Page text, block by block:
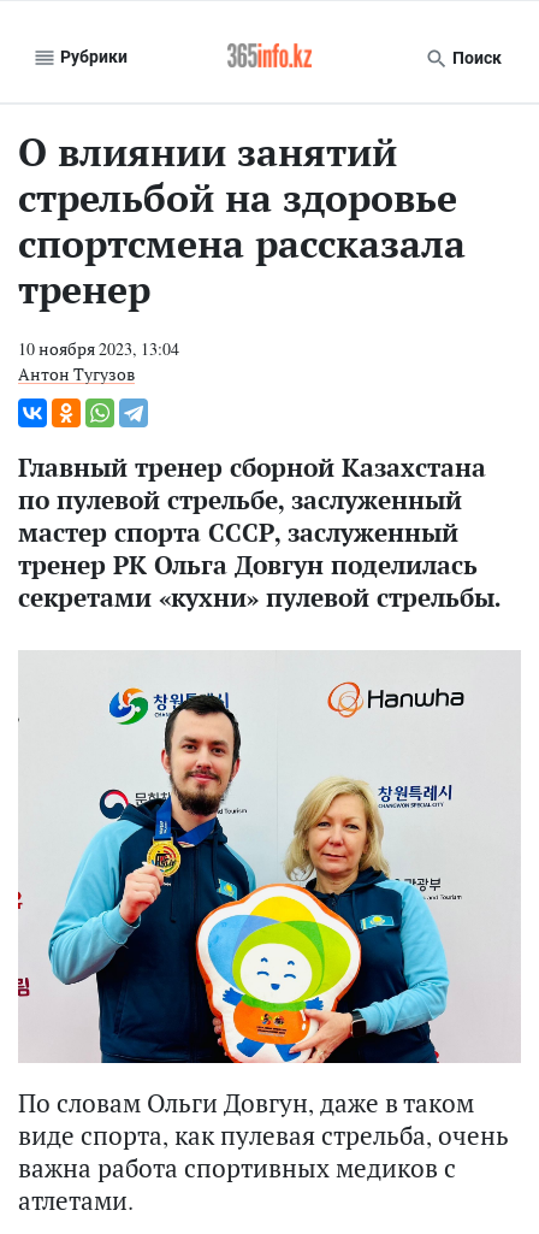
Рубрики Поиск
О влиянии занятий
стрельбой на здоровье
спортсмена рассказала
тренер
10 ноября 2023, 13:04
Антон Тугузов
Главный тренер сборной Казахстана
по пулевой стрельбе, заслуженный
мастер спорта СССР, заслуженный
тренер РК Ольга Довгун поделилась
секретами «кухни» пулевой стрельбы.
По словам Ольги Довгун, даже в таком
виде спорта, как пулевая стрельба, очень
важна работа спортивных медиков с
атлетами.